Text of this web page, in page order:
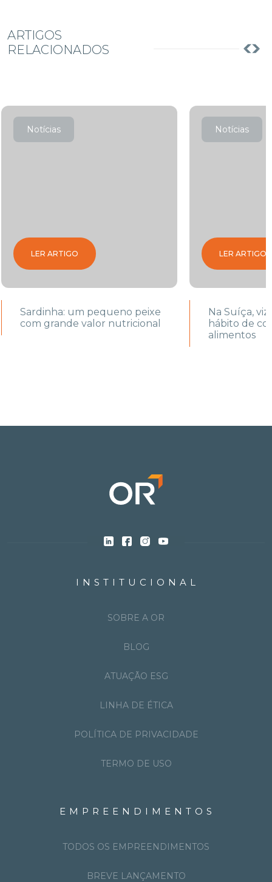
ARTIGOS
RELACIONADOS
Notícias
LER ARTIGO
Sardinha: um pequeno peixe
com grande valor nutricional
Notícias
LER ARTIGO
Na Suíça,
hábito de
alimentos
INSTITUCIONAL
SOBRE A OR
BLOG
ATUAÇÃO ESG
LINHA DE ÉTICA
POLÍTICA DE PRIVACIDADE
TERMO DE USO
EMPREENDIMENTOS
TODOS OS EMPREENDIMENTOS
BREVE LANÇAMENTO